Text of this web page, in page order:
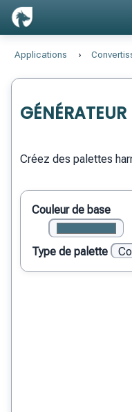
Applications ›
Créez des palettes
Couleur de base
Type de palette